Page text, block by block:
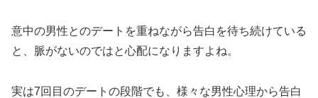
意中の男性とのデートを重ねながら告白を待ち続けている
と、脈がないのではと心配になりますよね。
実は7回目のデートの段階でも、様々な男性心理から告白